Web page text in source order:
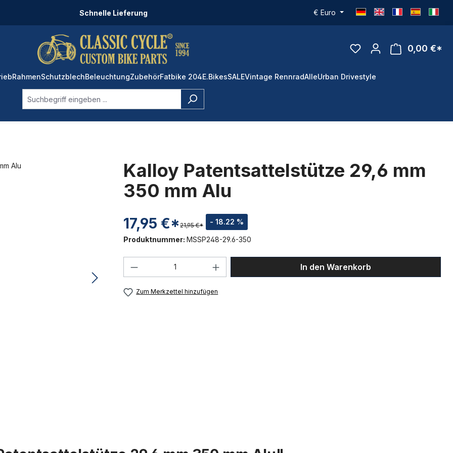
Schnelle Lieferung € Euro
0,00 €*
RahmenSchutzblechBeleuchtungZubehörFatbike 204E.BikesSALEVintage RennradAlleUrban Drivestyle
Kalloy Patentsattelstütze 29,6 mm
350 mm Alu
17,95 €* - 18.22 %
21,95 €*
Produktnummer: MSSP248-29.6-350
Produkt Anzahl: Gib den gewünschten Wert ein oder
In den Warenkorb
Zum Merkzettel hinzufügen